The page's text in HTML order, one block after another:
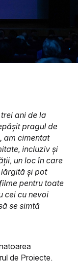
ani de la
pragul de
am cimentat
incluziv și
un loc în care
și pot
pentru toate
cei cu nevoi
se simtă
de Proiecte.